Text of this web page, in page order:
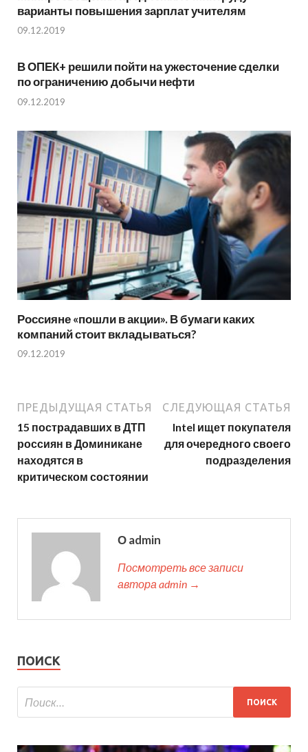
варианты повышения зарплат учителям
09.12.2019
В ОПЕК+ решили пойти на ужесточение сделки
по ограничению добычи нефти
09.12.2019
Россияне «пошли в акции». В бумаги каких
компаний стоит вкладываться?
09.12.2019
ПРЕДЫДУЩАЯ СТАТЬЯ
15 пострадавших в ДТП
россиян в Доминикане
находятся в
критическом состоянии
СЛЕДУЮЩАЯ СТАТЬЯ
Intel ищет покупателя
для очередного своего
подразделения
О admin
Посмотреть все записи
автора admin →
ПОИСК